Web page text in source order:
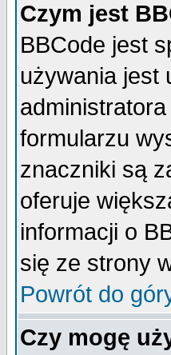
Czym jest
BBCode jest
używania jest
formularzu
znaczniki są
oferuje
informacji o
się ze strony
Powrót do
Czy mogę